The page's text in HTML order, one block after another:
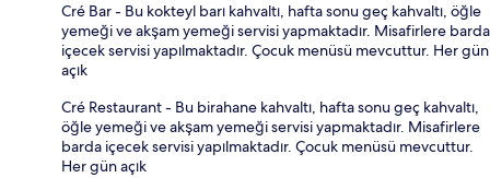
Cré Bar - Bu kokteyl barı kahvaltı, hafta sonu geç kahvaltı, öğle
yemeği ve akşam yemeği servisi yapmaktadır. Misafirlere barda
içecek servisi yapılmaktadır. Çocuk menüsü mevcuttur. Her gün
açık
Cré Restaurant - Bu birahane kahvaltı, hafta sonu geç kahvaltı,
öğle yemeği ve akşam yemeği servisi yapmaktadır. Misafirlere
barda içecek servisi yapılmaktadır. Çocuk menüsü mevcuttur.
Her gün açık